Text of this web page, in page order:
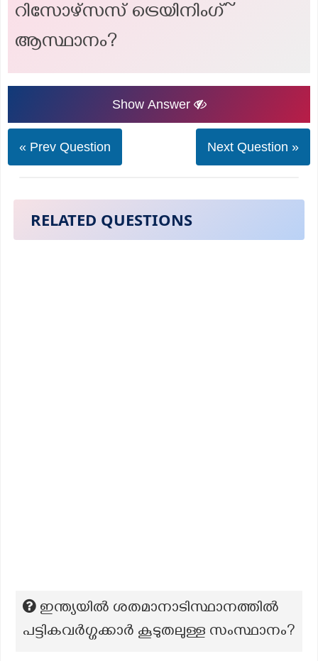
റിസോഴ്സസ് ട്രെയിനിംഗ്~
ആസ്ഥാനം?
Show Answer
« Prev Question Next Question »
RELATED QUESTIONS
ഇന്ത്യയിൽ ശതമാനാടിസ്ഥാനത്തിൽ
പട്ടികവർഗ്ഗക്കാർ കൂടുതലുള്ള സംസ്ഥാനം?